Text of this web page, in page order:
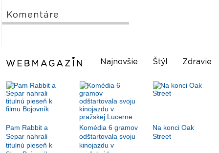
Komentáre
Najnovšie Štýl Zdravie
Pam Rabbit a
Separ nahrali
titulnú pieseň k
Komédia 6 gramov
odštartovala svoju
kinojazdu v
Na konci Oak
Street